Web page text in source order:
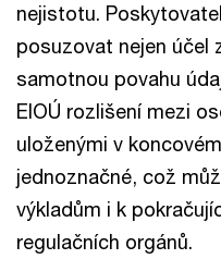
nejistotu.
posuzovat nejen účel
samotnou povahu
EIOÚ rozlišení mezi
uloženými v
jednoznačné, což
výkladům i k
regulačních orgánů.